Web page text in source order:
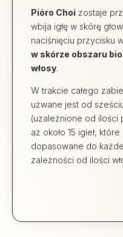
Pióro Choi zostaje
wbija igłę w skórę
naciśnięciu przycisku
w skórze obszaru
włosy.
W trakcie całego
użwane jest od
(uzależnione od
aż około 15 igieł,
dopasowane do
zależności od ilości